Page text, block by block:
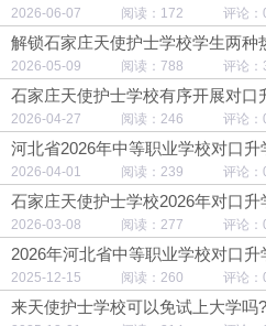
2026-06-07 阅读：172 评论：
解锁石家庄天使护士学校学生两种
2026-05-09 阅读：788 评论：
石家庄天使护士学校有序开展对口
2026-04-27 阅读：246 评论：
河北省2026年中等职业学校对口
及复核通知
2026-04-01 阅读：239 评论：
石家庄天使护士学校2026年对口
试
2026-03-08 阅读：277 评论：
2026年河北省中等职业学校对口
2025-12-15 阅读：260 评论：
来天使护士学校可以免试上大学吗?